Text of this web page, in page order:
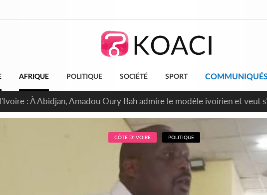
AFRIQUE POLITIQUE SOCIÉTÉ SPORT COMMUNIQUÉS
: À Abidjan, Amadou Oury Bah admire le modèle ivoirien et veut
de la Guinée
CÔTE D'IVOIRE POLITIQUE